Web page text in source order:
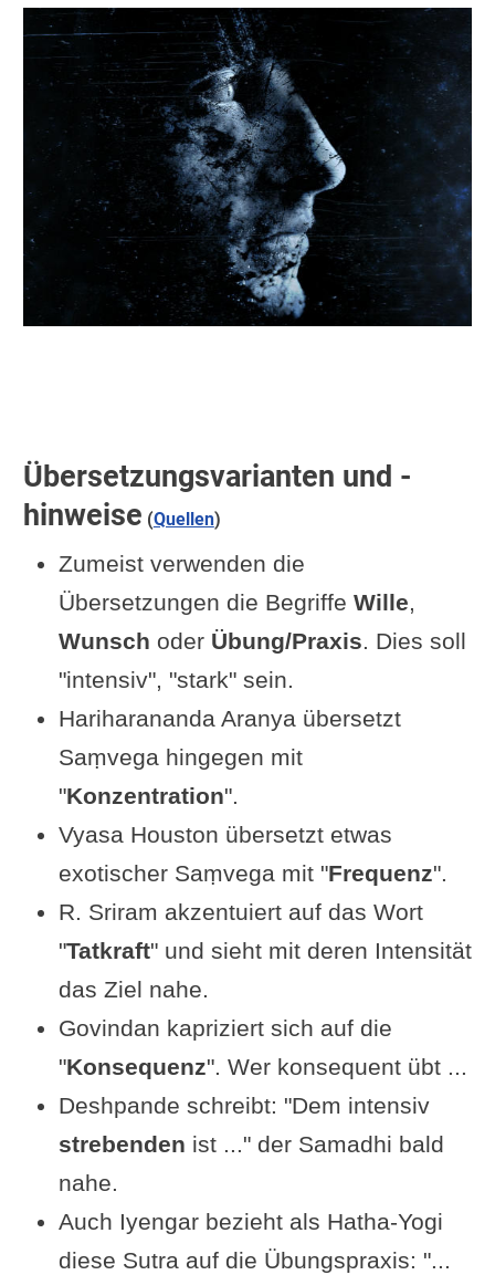
Übersetzungsvarianten und -
hinweise (Quellen)
Zumeist verwenden die
Übersetzungen die Begriffe Wille,
Wunsch oder Übung/Praxis. Dies soll
"intensiv", "stark" sein.
Hariharananda Aranya übersetzt
Saṃvega hingegen mit
"Konzentration".
Vyasa Houston übersetzt etwas
exotischer Saṃvega mit "Frequenz".
R. Sriram akzentuiert auf das Wort
"Tatkraft" und sieht mit deren Intensität
das Ziel nahe.
Govindan kapriziert sich auf die
"Konsequenz". Wer konsequent übt ...
Deshpande schreibt: "Dem intensiv
strebenden ist ..." der Samadhi bald
nahe.
Auch Iyengar bezieht als Hatha-Yogi
diese Sutra auf die Übungspraxis: "...